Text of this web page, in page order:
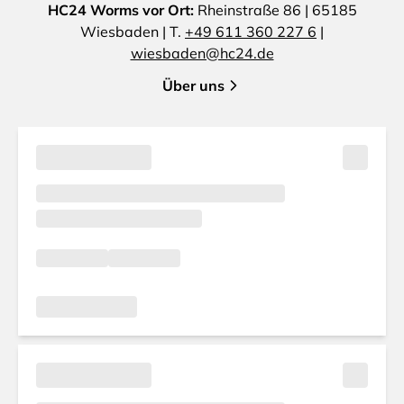
HC24 Worms vor Ort: Rheinstraße 86 | 65185
Wiesbaden | T. +49 611 360 227 6 |
wiesbaden@hc24.de
Über uns